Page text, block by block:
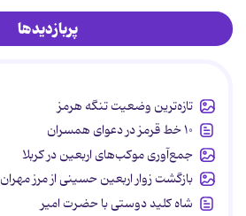
پربازدیدها
تازه‌ترین وضعیت تنگه هرمز
۱۰ خط قرمز در دعوای همسران
جمع‌آوری موکب‌های اربعین در کربلا
بازگشت زوار اربعین حسینی از مرز مهران
شاه کلید دوستی با حضرت امیر